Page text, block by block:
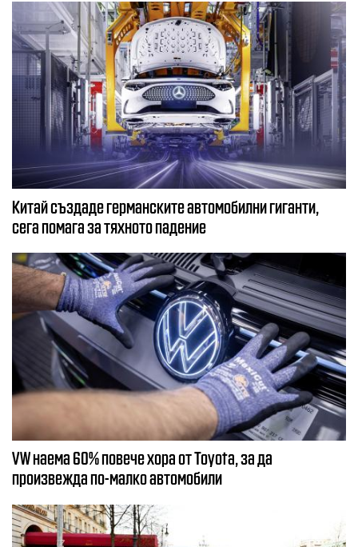
Китай създаде германските автомобилни гиганти,
сега помага за тяхното падение
VW наема 60% повече хора от Toyota, за да
произвежда по-малко автомобили